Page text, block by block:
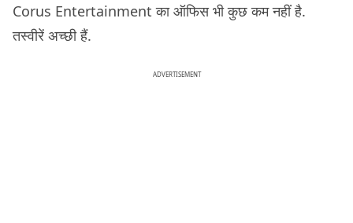
Corus Entertainment का ऑफिस भी कुछ कम नहीं है.
तस्वीरें अच्छी हैं.
ADVERTISEMENT